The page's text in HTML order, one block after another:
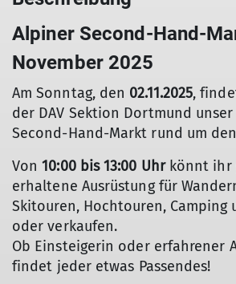
Alpiner Second-Hand-
November 2025
Am Sonntag, den 02.11.2025,
der DAV Sektion Dortmund
Second-Hand-Markt rund um
Von10:00 bis 13:00 Uhrkönnt ihr
erhaltene Ausrüstung für
Skitouren, Hochtouren, Camping
oder verkaufen.
Ob Einsteigerin oder erfahrener
findet jeder etwas Passendes!